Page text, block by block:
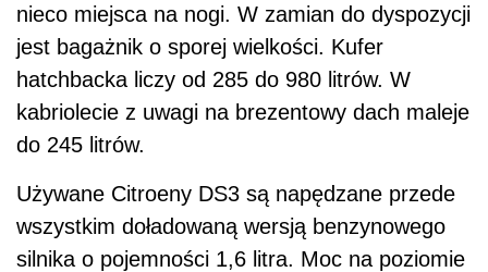
nieco miejsca na nogi. W zamian do dyspozycji
jest bagażnik o sporej wielkości. Kufer
hatchbacka liczy od 285 do 980 litrów. W
kabriolecie z uwagi na brezentowy dach maleje
do 245 litrów.
Używane Citroeny DS3 są napędzane przede
wszystkim doładowaną wersją benzynowego
silnika o pojemności 1,6 litra. Moc na poziomie